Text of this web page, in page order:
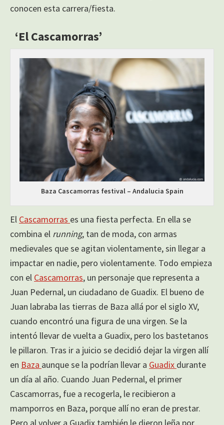
conocen esta carrera/fiesta.
‘El Cascamorras’
Baza Cascamorras festival – Andalucia Spain
El Cascamorras es una fiesta perfecta. En ella se
combina el running, tan de moda, con armas
medievales que se agitan violentamente, sin llegar a
impactar en nadie, pero violentamente. Todo empieza
con el Cascamorras, un personaje que representa a
Juan Pedernal, un ciudadano de Guadix. El bueno de
Juan labraba las tierras de Baza allá por el siglo XV,
cuando encontró una figura de una virgen. Se la
intentó llevar de vuelta a Guadix, pero los bastetanos
le pillaron. Tras ir a juicio se decidió dejar la virgen allí
en Baza aunque se la podrían llevar a Guadix durante
un día al año. Cuando Juan Pedernal, el primer
Cascamorras, fue a recogerla, le recibieron a
mamporros en Baza, porque allí no eran de prestar.